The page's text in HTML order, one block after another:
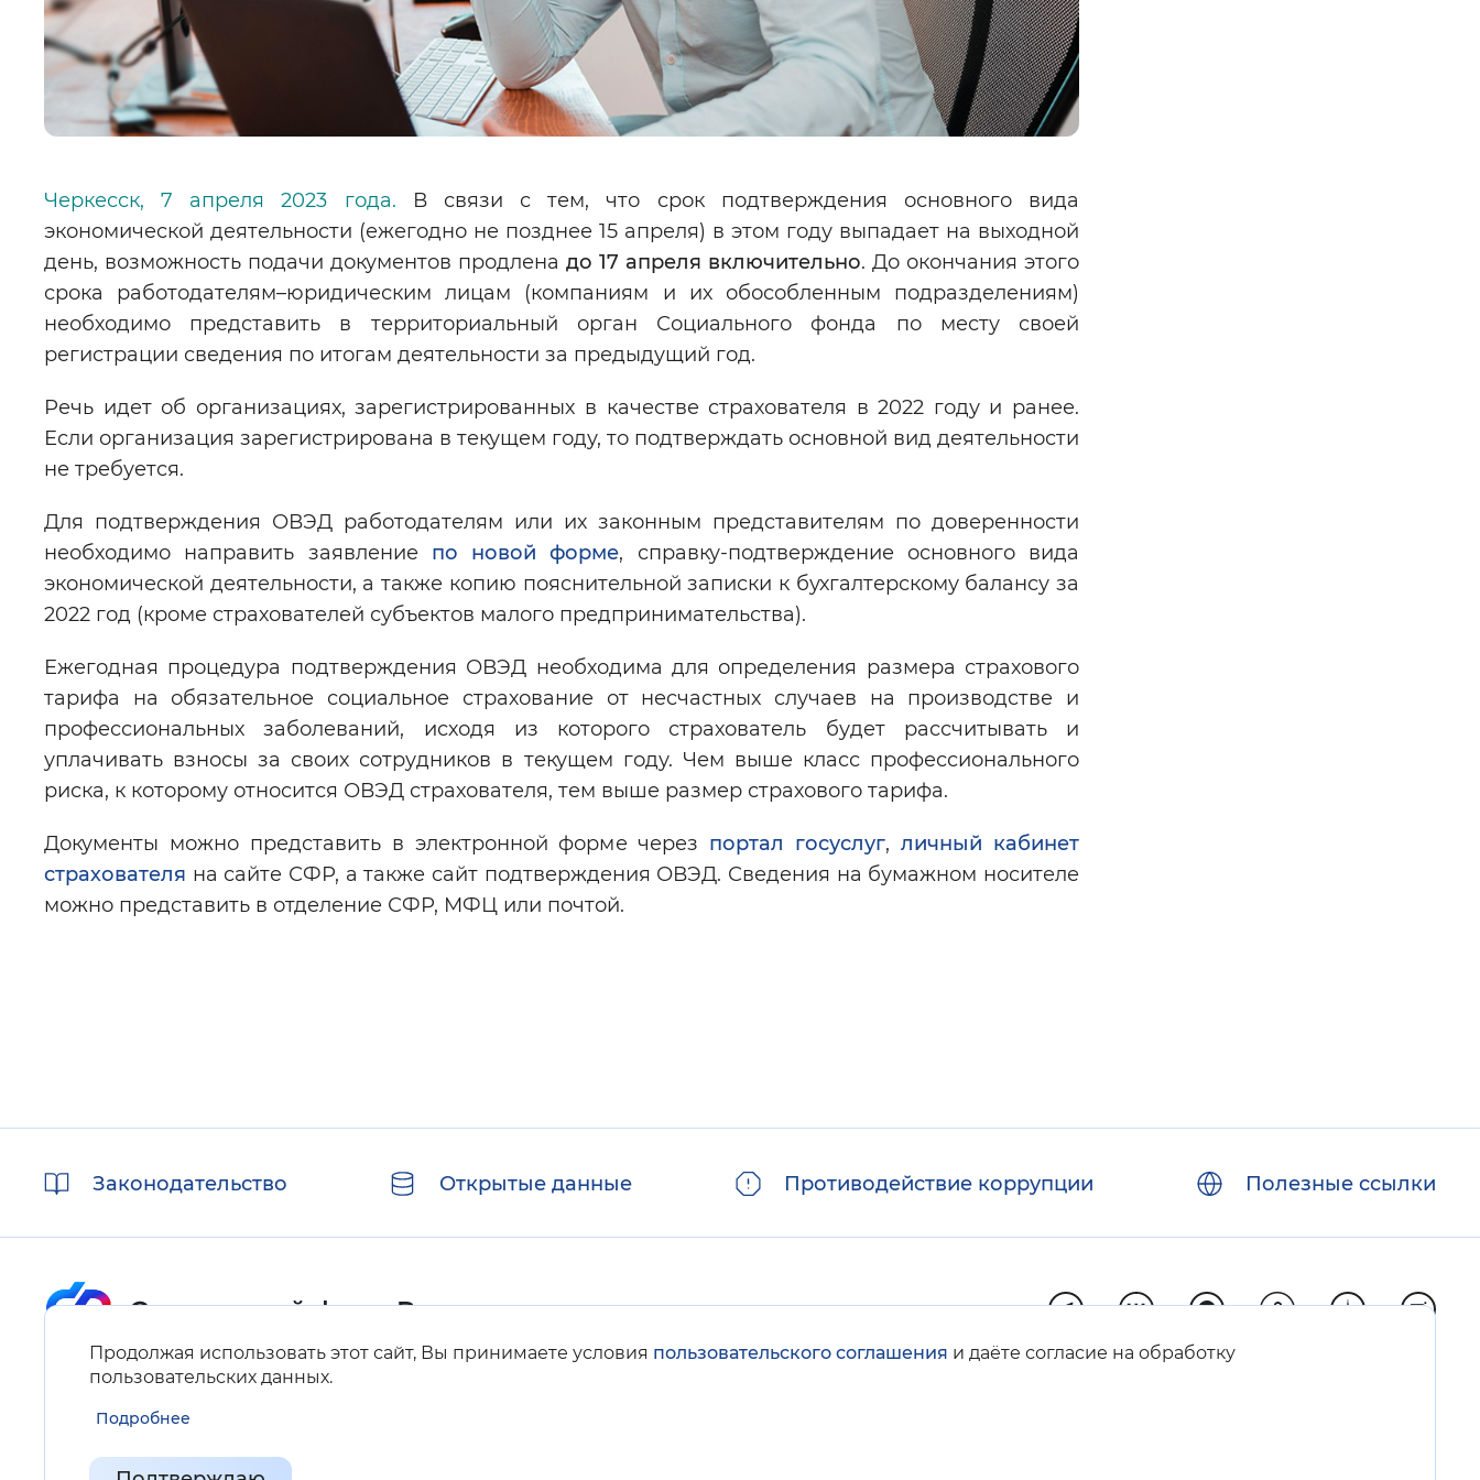
Черкесск, 7 апреля 2023 года.
В связи с тем, что срок подтверждения основного вида
экономической деятельности (ежегодно не позднее 15 апреля) в этом году выпадает на выходной
день, возможность подачи документов продлена до 17 апреля включительно. До окончания этого
срока работодателям–юридическим лицам (компаниям и их обособленным подразделениям)
необходимо представить в территориальный орган Социального фонда по месту своей
регистрации сведения по итогам деятельности за предыдущий год.
Речь идет об организациях, зарегистрированных в качестве страхователя в 2022 году и ранее.
Если организация зарегистрирована в текущем году, то подтверждать основной вид деятельности
не требуется.
Для подтверждения ОВЭД работодателям или их законным представителям по доверенности
необходимо направить заявление по новой форме, справку-подтверждение основного вида
экономической деятельности, а также копию пояснительной записки к бухгалтерскому балансу за
2022 год (кроме страхователей субъектов малого предпринимательства).
Ежегодная процедура подтверждения ОВЭД необходима для определения размера страхового
тарифа на обязательное социальное страхование от несчастных случаев на производстве и
профессиональных заболеваний, исходя из которого страхователь будет рассчитывать и
уплачивать взносы за своих сотрудников в текущем году. Чем выше класс профессионального
риска, к которому относится ОВЭД страхователя, тем выше размер страхового тарифа.
Документы можно представить в электронной форме через портал госуслуг,личный кабинет
страхователя на сайте СФР, а также сайт подтверждения ОВЭД. Сведения на бумажном носителе
можно представить в отделение СФР, МФЦ или почтой.
Продолжая использовать этот сайт, Вы принимаете условия пользовательского соглашения и даёте согласие на обработку
пользовательских данных.
Подробнее
ссылкиЗаконодательство Открытые данные Противодействие коррупции Полезные ссылки
Карта сайта
Нашли ошибку на сайте?